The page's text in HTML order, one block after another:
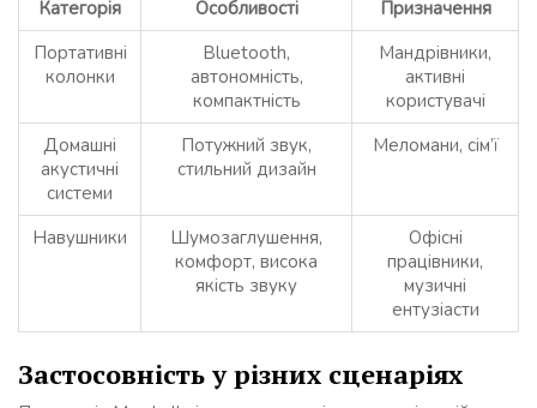
Категорія Особливості
Призначення
Портативні
колонки
Bluetooth,
автономність,
компактність
Мандрівники,
активні
користувачі
Домашні
акустичні
системи
Потужний звук,
стильний дизайн
Меломани, сім’ї
Навушники
Шумозаглушення,
комфорт, висока
якість звуку
Офісні
працівники,
музичні
ентузіасти
Застосовність у різних сценаріях